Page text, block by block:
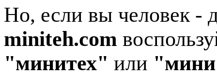
Но, если вы человек -
miniteh.com
"минитех" или "мини